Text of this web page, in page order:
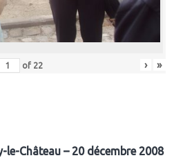
of 22 › »
le-Château – 20 décembre 2008